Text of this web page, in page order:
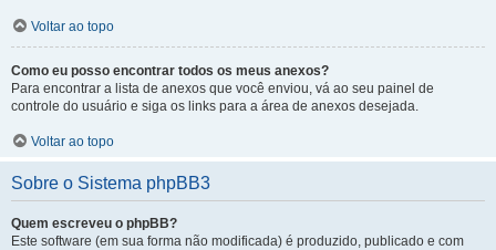
Voltar ao topo
Como eu posso encontrar todos os meus anexos?
Para encontrar a lista de anexos que você enviou, vá ao seu painel de
controle do usuário e siga os links para a área de anexos desejada.
Voltar ao topo
Sobre o Sistema phpBB3
Quem escreveu o phpBB?
Este software (em sua forma não modificada) é produzido, publicado e com